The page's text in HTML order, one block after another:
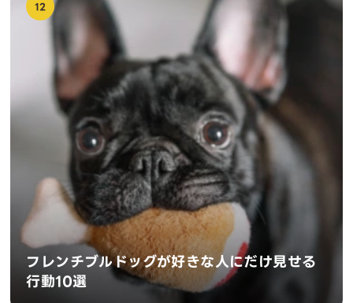
12
フレンチブルドッグが好きな人にだけ見せる
行動10選